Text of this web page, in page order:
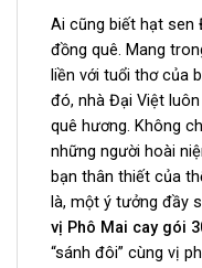
Ai cũng biết hạt sen
đồng quê. Mang
liền với tuổi thơ của
đó, nhà Đại Việt
quê hương. Không
những người hoài
bạn thân thiết của
là, một ý tưởng đầy
vị Phô Mai cay gói
“sánh đôi” cùng vị